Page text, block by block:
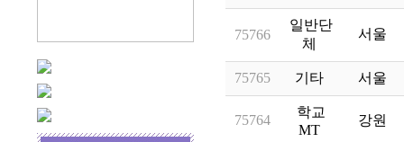
75766
일반단
체
서울
75765 기타 서울
75764
학교
MT
강원